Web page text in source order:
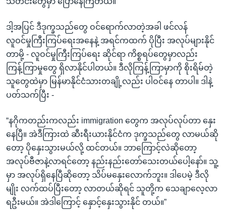
ဒါ့အပြင် ဒီဒုက္ခသည်တွေ ဝင်ရောက်လာတဲ့အခါ ဖင်လန်
လူဝင်မှုကြီးကြပ်ရေးအနေနဲ့ အရင်ကထက် ပိုပြီး အလုပ်များနိုင်
တာမို့ - လူဝင်မှုကြီးကြပ်ရေး ဆိုင်ရာ ကိစ္စရပ်တွေမှာလည်း
ကြန့်ကြာမှုတွေ ရှိလာနိုင်ပါတယ်။ ဒီလိုကြန့်ကြာမှာကို စိုးရိမ်တဲ့
သူတွေထဲမှာ မြန်မာနိုင်ငံသားတချို့လည်း ပါဝင်နေ တာပါ။ ဒါနဲ့
ပတ်သက်ပြီး -
“နဂိုကတည်းကလည်း immigration တွေက အလုပ်လုပ်တာ နှေး
နေပြီ။ အဲဒီကြားထဲ ဆီးရီးယားနိုင်ငံက ဒုက္ခသည်တွေ လာမယ်ဆို
တော့ ပိုနှေးသွားမယ်လို့ ထင်တယ်။ ဘာကြောင့်လဲဆိုတော့
အလုပ်ဗီဇာနဲ့လာရင်တော့ နည်းနည်းတော်သေးတယ်ပေါ့နော်။ သူ့
မှာ အလုပ်ရှိနေပြီဆိုတော့ သိပ်မနှေးလောက်ဘူး။ ဒါပေမဲ့ ဒီလို
မျိုး လက်ထပ်ပြီးတော့ လာတယ်ဆိုရင် သူတို့က သေချာလေ့လာ
ရဦးမယ်။ အဲဒါကြောင့် နှောင့်နှေးသွားနိုင် တယ်။”